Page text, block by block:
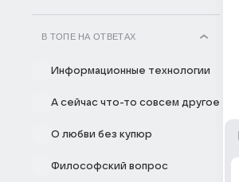
В ТОПЕ НА ОТВЕТАХ
Информационные технологии
А сейчас что-то совсем другое
О любви без купюр
Философский вопрос